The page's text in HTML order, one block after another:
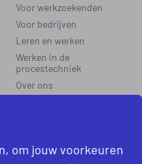
Voor werkzoekenden
Voor bedrijven
Leren en werken
Werken in de
procestechniek
Over ons
REGIO’S WERKZAAM
om jouw voorkeuren